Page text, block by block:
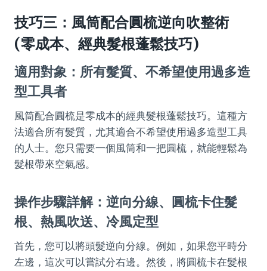
技巧三：風筒配合圓梳逆向吹整術
(零成本、經典髮根蓬鬆技巧)
適用對象：所有髮質、不希望使用過多造
型工具者
風筒配合圓梳是零成本的經典髮根蓬鬆技巧。這種方
法適合所有髮質，尤其適合不希望使用過多造型工具
的人士。您只需要一個風筒和一把圓梳，就能輕鬆為
髮根帶來空氣感。
操作步驟詳解：逆向分線、圓梳卡住髮
根、熱風吹送、冷風定型
首先，您可以將頭髮逆向分線。例如，如果您平時分
左邊，這次可以嘗試分右邊。然後，將圓梳卡在髮根